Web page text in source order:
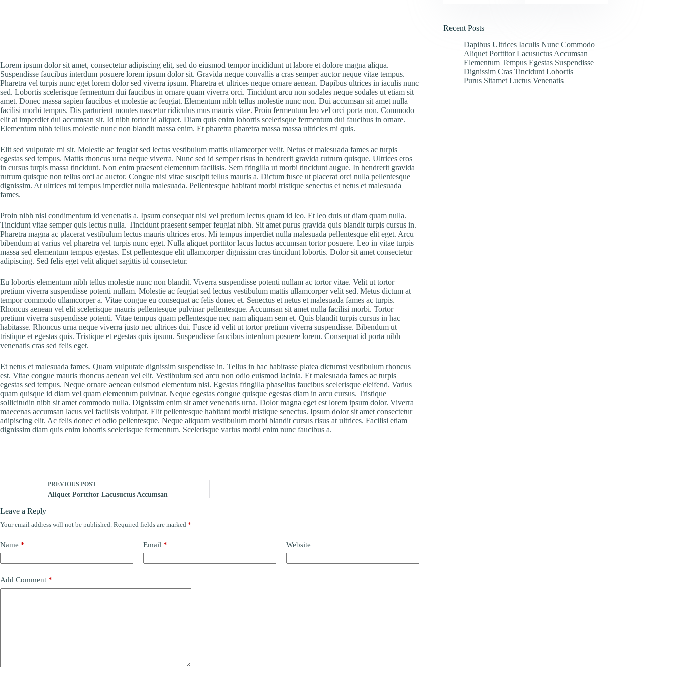
Lorem ipsum dolor sit amet, consectetur adipiscing elit, sed do eiusmod tempor incididunt ut labore et dolore magna aliqua.
Suspendisse faucibus interdum posuere lorem ipsum dolor sit. Gravida neque convallis a cras semper auctor neque vitae tempus.
Pharetra vel turpis nunc eget lorem dolor sed viverra ipsum. Pharetra et ultrices neque ornare aenean. Dapibus ultrices in iaculis nunc
sed. Lobortis scelerisque fermentum dui faucibus in ornare quam viverra orci. Tincidunt arcu non sodales neque sodales ut etiam sit
amet. Donec massa sapien faucibus et molestie ac feugiat. Elementum nibh tellus molestie nunc non. Dui accumsan sit amet nulla
facilisi morbi tempus. Dis parturient montes nascetur ridiculus mus mauris vitae. Proin fermentum leo vel orci porta non. Commodo
elit at imperdiet dui accumsan sit. Id nibh tortor id aliquet. Diam quis enim lobortis scelerisque fermentum dui faucibus in ornare.
Elementum nibh tellus molestie nunc non blandit massa enim. Et pharetra pharetra massa massa ultricies mi quis.
Elit sed vulputate mi sit. Molestie ac feugiat sed lectus vestibulum mattis ullamcorper velit. Netus et malesuada fames ac turpis
egestas sed tempus. Mattis rhoncus urna neque viverra. Nunc sed id semper risus in hendrerit gravida rutrum quisque. Ultrices eros
in cursus turpis massa tincidunt. Non enim praesent elementum facilisis. Sem fringilla ut morbi tincidunt augue. In hendrerit gravida
rutrum quisque non tellus orci ac auctor. Congue nisi vitae suscipit tellus mauris a. Dictum fusce ut placerat orci nulla pellentesque
dignissim. At ultrices mi tempus imperdiet nulla malesuada. Pellentesque habitant morbi tristique senectus et netus et malesuada
fames.
Proin nibh nisl condimentum id venenatis a. Ipsum consequat nisl vel pretium lectus quam id leo. Et leo duis ut diam quam nulla.
Tincidunt vitae semper quis lectus nulla. Tincidunt praesent semper feugiat nibh. Sit amet purus gravida quis blandit turpis cursus in.
Pharetra magna ac placerat vestibulum lectus mauris ultrices eros. Mi tempus imperdiet nulla malesuada pellentesque elit eget. Arcu
bibendum at varius vel pharetra vel turpis nunc eget. Nulla aliquet porttitor lacus luctus accumsan tortor posuere. Leo in vitae turpis
massa sed elementum tempus egestas. Est pellentesque elit ullamcorper dignissim cras tincidunt lobortis. Dolor sit amet consectetur
adipiscing. Sed felis eget velit aliquet sagittis id consectetur.
Eu lobortis elementum nibh tellus molestie nunc non blandit. Viverra suspendisse potenti nullam ac tortor vitae. Velit ut tortor
pretium viverra suspendisse potenti nullam. Molestie ac feugiat sed lectus vestibulum mattis ullamcorper velit sed. Metus dictum at
tempor commodo ullamcorper a. Vitae congue eu consequat ac felis donec et. Senectus et netus et malesuada fames ac turpis.
Rhoncus aenean vel elit scelerisque mauris pellentesque pulvinar pellentesque. Accumsan sit amet nulla facilisi morbi. Tortor
pretium viverra suspendisse potenti. Vitae tempus quam pellentesque nec nam aliquam sem et. Quis blandit turpis cursus in hac
habitasse. Rhoncus urna neque viverra justo nec ultrices dui. Fusce id velit ut tortor pretium viverra suspendisse. Bibendum ut
tristique et egestas quis. Tristique et egestas quis ipsum. Suspendisse faucibus interdum posuere lorem. Consequat id porta nibh
venenatis cras sed felis eget.
Et netus et malesuada fames. Quam vulputate dignissim suspendisse in. Tellus in hac habitasse platea dictumst vestibulum rhoncus
est. Vitae congue mauris rhoncus aenean vel elit. Vestibulum sed arcu non odio euismod lacinia. Et malesuada fames ac turpis
egestas sed tempus. Neque ornare aenean euismod elementum nisi. Egestas fringilla phasellus faucibus scelerisque eleifend. Varius
quam quisque id diam vel quam elementum pulvinar. Neque egestas congue quisque egestas diam in arcu cursus. Tristique
sollicitudin nibh sit amet commodo nulla. Dignissim enim sit amet venenatis urna. Dolor magna eget est lorem ipsum dolor. Viverra
maecenas accumsan lacus vel facilisis volutpat. Elit pellentesque habitant morbi tristique senectus. Ipsum dolor sit amet consectetur
adipiscing elit. Ac felis donec et odio pellentesque. Neque aliquam vestibulum morbi blandit cursus risus at ultrices. Facilisi etiam
dignissim diam quis enim lobortis scelerisque fermentum. Scelerisque varius morbi enim nunc faucibus a.
PREVIOUS POST
Aliquet Porttitor Lacusuctus Accumsan
Leave a Reply
Your email address will not be published. Required fields are marked *
Name * Email * Website
Add Comment *
Recent Posts
Dapibus Ultrices Iaculis Nunc Commodo
Aliquet Porttitor Lacusuctus Accumsan
Elementum Tempus Egestas Suspendisse
Dignissim Cras Tincidunt Lobortis
Purus Sitamet Luctus Venenatis